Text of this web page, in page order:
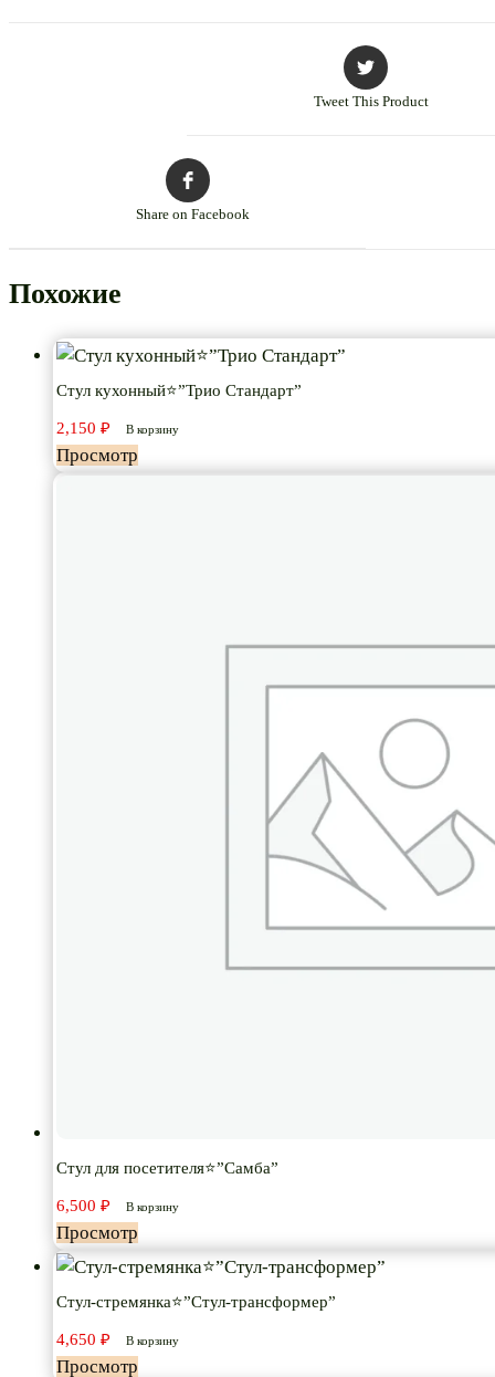
Tweet This Product
Share on Facebook
Похожие
Стул кухонный⭐”Трио Стандарт”
2,150 ₽ В корзину
Просмотр
Стул для посетителя⭐”Самба”
6,500 ₽ В корзину
Просмотр
Стул-стремянка⭐”Стул-трансформер”
4,650 ₽ В корзину
Просмотр